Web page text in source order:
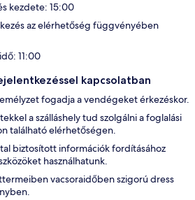
kezdete: 15:00
az elérhetőség függvényében
11:00
kapcsolatban
fogadja a vendégeket érkezéskor.
a szálláshely tud szolgálni a foglalási
található elérhetőségen.
biztosított információk fordításához
használhatunk.
vacsoraidőben szigorú dress